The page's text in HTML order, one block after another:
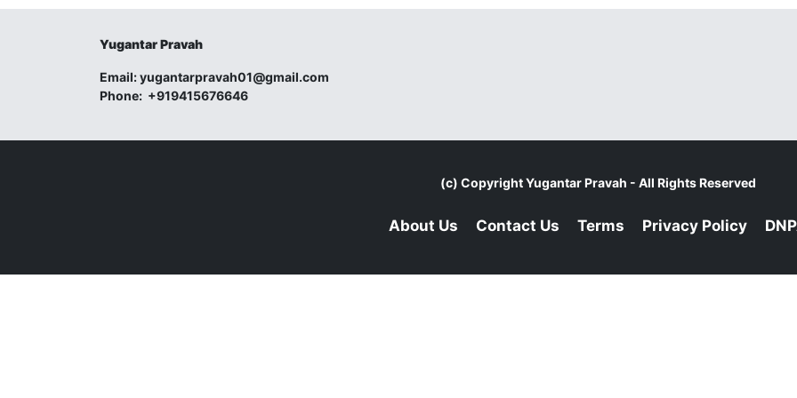
Yugantar Pravah
Email:yugantarpravah01@gmail.com
Phone: +919415676646
(c) CopyrightYugantar Pravah - All Rights Reserved
About Us Contact Us Terms Privacy Policy